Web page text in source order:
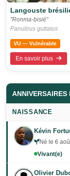
Langouste
"Ronma-bisié"
Panulirus guttatus
VU — Vulnérable
En savoir plus
ANNIVERSAIRES
NAISSANCE
Kévin
Né le 6
Vivant(e)
Olivier